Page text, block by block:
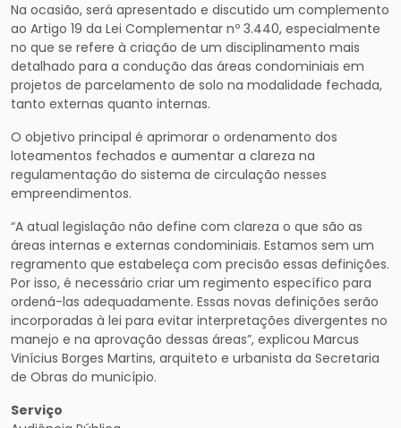
Na ocasião, será apresentado e discutido um complemento
ao Artigo 19 da Lei Complementar nº 3.440, especialmente
no que se refere à criação de um disciplinamento mais
detalhado para a condução das áreas condominiais em
projetos de parcelamento de solo na modalidade fechada,
tanto externas quanto internas.
O objetivo principal é aprimorar o ordenamento dos
loteamentos fechados e aumentar a clareza na
regulamentação do sistema de circulação nesses
empreendimentos.
“A atual legislação não define com clareza o que são as
áreas internas e externas condominiais. Estamos sem um
regramento que estabeleça com precisão essas definições.
Por isso, é necessário criar um regimento específico para
ordená-las adequadamente. Essas novas definições serão
incorporadas à lei para evitar interpretações divergentes no
manejo e na aprovação dessas áreas”, explicou Marcus
Vinícius Borges Martins, arquiteto e urbanista da Secretaria
de Obras do município.
Serviço